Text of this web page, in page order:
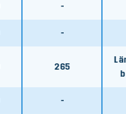
-
-
265
-